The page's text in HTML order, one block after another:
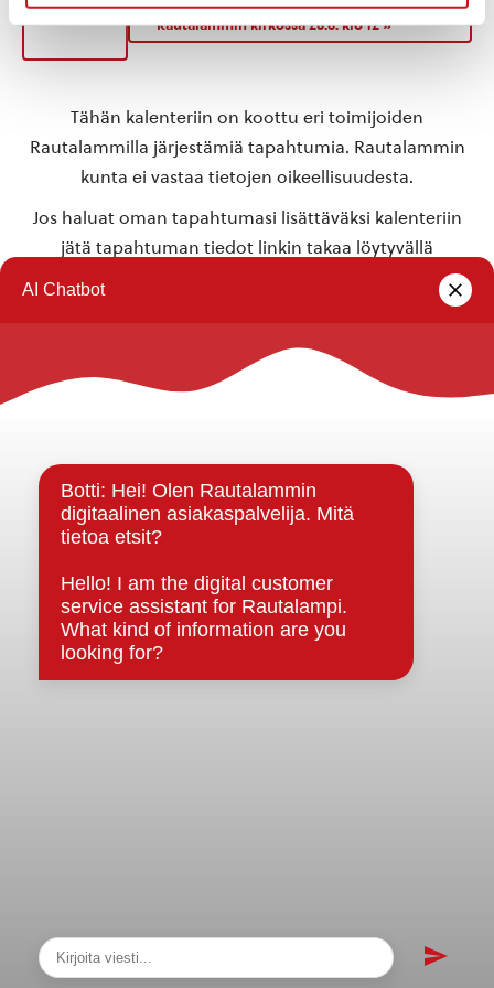
Rautalammin kirkossa 28.6. klo 12»
Tähän kalenteriin on koottu eri toimijoiden
Rautalammilla järjestämiä tapahtumia. Rautalammin
kunta ei vastaa tietojen oikeellisuudesta.
Jos haluat oman tapahtumasi lisättäväksi kalenteriin
jätä tapahtuman tiedot linkin takaa löytyvällä
Rautalammin kunta
Strategiat, ohjelmat, ohjeet, suunnitelmat, säännöt ja
sopimukset
Asiakirjajulkisuuskuvaus
Evästeet
Saavutettavuusseloste
Tietosuoja
Tietosuojaselosteet